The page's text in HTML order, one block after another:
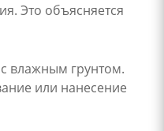
Это объясняется
влажным грунтом.
или нанесение